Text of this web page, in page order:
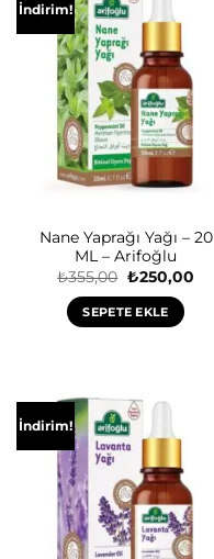
İndirim!
Nane Yaprağı Yağı – 20
ML – Arifoğlu
₺355,00 Orijinal
₺355,00.
₺250,00Şu
SEPETE EKLE
İndirim!